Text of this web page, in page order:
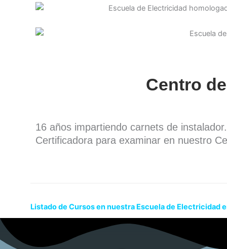
Centro
16 años impartiendo carnets de
Certificadora para examinar en nuestro
Listado de Cursos en nuestra Escuela de Electricidad